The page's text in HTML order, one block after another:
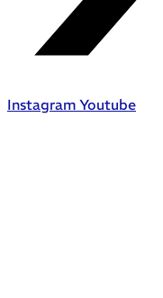
Instagram Youtube